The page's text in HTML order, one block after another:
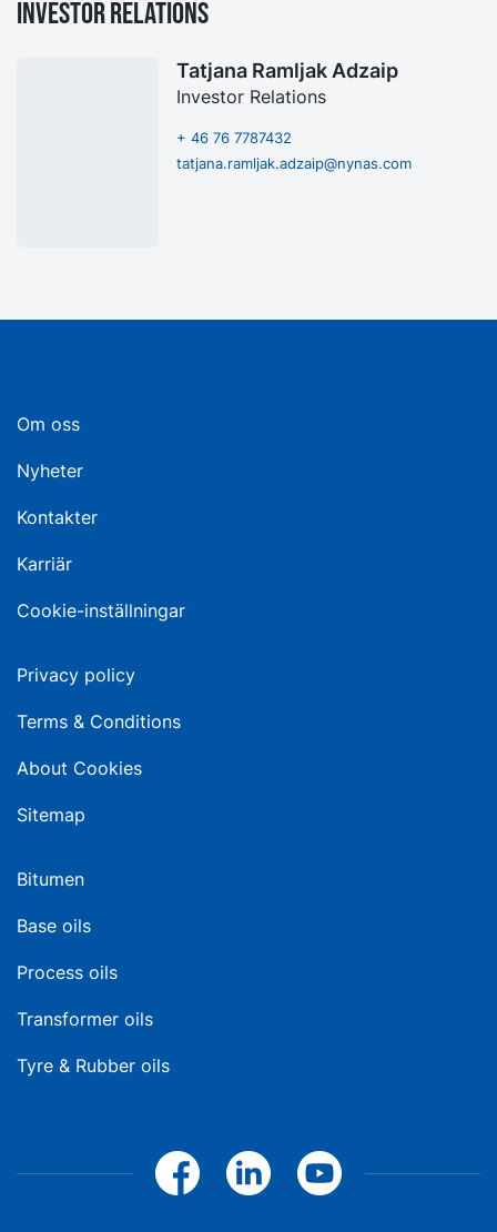
Investor Relations
Tatjana Ramljak Adzaip
Investor Relations
+ 46 76 7787432
tatjana.ramljak.adzaip@nynas.com
Om oss
Nyheter
Kontakter
Karriär
Cookie-inställningar
Privacy policy
Terms & Conditions
About Cookies
Sitemap
Bitumen
Base oils
Process oils
Transformer oils
Tyre & Rubber oils